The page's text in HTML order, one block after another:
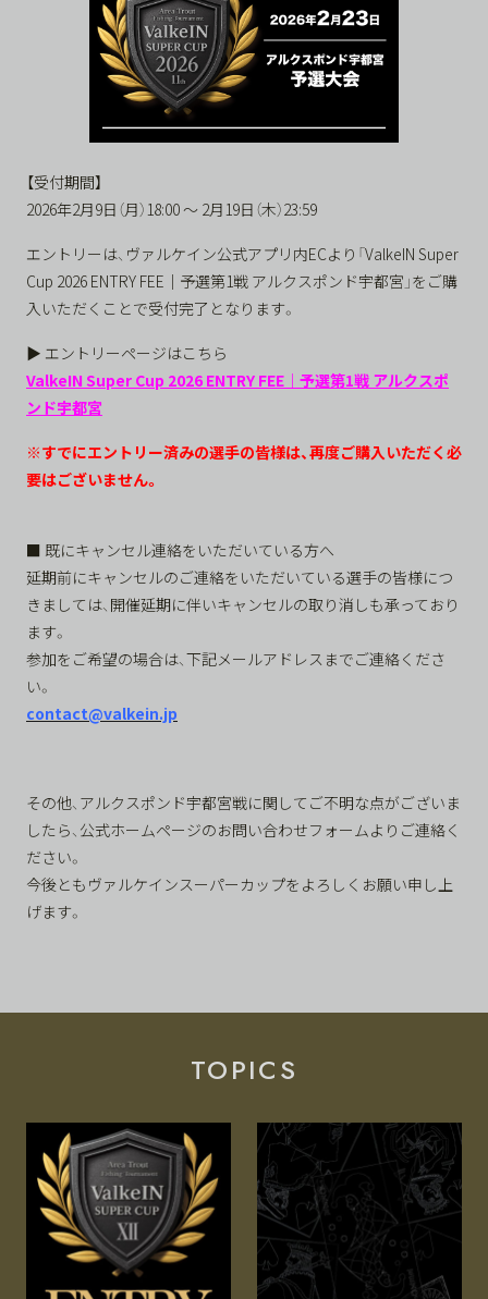
【受付期間】
2026年2月9日（月）18:00 ～ 2月19日（木）23:59
エントリーは、ヴァルケイン公式アプリ内ECより「ValkeIN Super
Cup 2026 ENTRY FEE｜予選第1戦 アルクスポンド宇都宮」をご購
入いただくことで受付完了となります。
▶ エントリーページはこちら
ValkeIN Super Cup 2026 ENTRY FEE｜予選第1戦 アルクスポ
ンド宇都宮
※すでにエントリー済みの選手の皆様は、再度ご購入いただく必
要はございません。
■ 既にキャンセル連絡をいただいている方へ
延期前にキャンセルのご連絡をいただいている選手の皆様につ
きましては、開催延期に伴いキャンセルの取り消しも承っており
ます。
参加をご希望の場合は、下記メールアドレスまでご連絡くださ
い。
contact@valkein.jp
その他、アルクスポンド宇都宮戦に関してご不明な点がございま
したら、公式ホームページのお問い合わせフォームよりご連絡く
ださい。
今後ともヴァルケインスーパーカップをよろしくお願い申し上
げます。
TOPICS